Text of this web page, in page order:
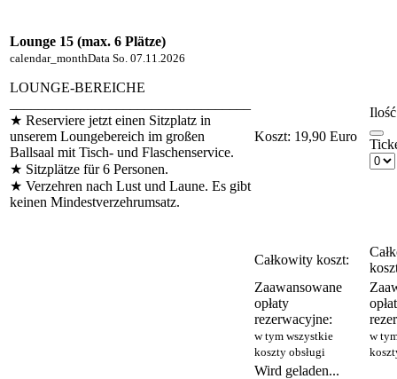
Lounge 15 (max. 6 Plätze)
calendar_monthData So. 07.11.2026
LOUNGE-BEREICHE
★ Reserviere jetzt einen Sitzplatz in
unserem Loungebereich im großen
Ballsaal mit Tisch- und Flaschenservice.
★ Sitzplätze für 6 Personen.
★ Verzehren nach Lust und Laune. Es gibt
keinen Mindestverzehrumsatz.
Koszt: 19,90 Euro
Całkowity koszt:
Zaawansowane
opłaty
rezerwacyjne:
w tym wszystkie
koszty obsługi
w
Wird geladen...